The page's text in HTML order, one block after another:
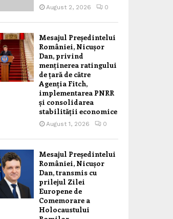
August 2, 2026 0
Mesajul Președintelui
României, Nicușor
Dan, privind
menținerea ratingului
de țară de către
Agenția Fitch,
implementarea PNRR
și consolidarea
stabilității economice
August 1, 2026 0
Mesajul Președintelui
României, Nicușor
Dan, transmis cu
prilejul Zilei
Europene de
Comemorare a
Holocaustului